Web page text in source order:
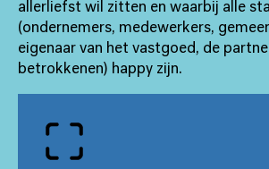
allerliefst wil zitten en waarbij alle
(ondernemers, medewerkers,
eigenaar van het vastgoed, de
betrokkenen) happy zijn.